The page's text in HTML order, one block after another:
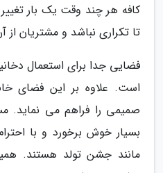
کافه هر چند وقت یک بار
تا تکراری نباشد و مشتریان
فضایی جدا برای استعمال
است. علاوه بر این فضای
صمیمی را فراهم می نماید.
بسیار خوش برخورد و با
مانند جشن تولد هستند.